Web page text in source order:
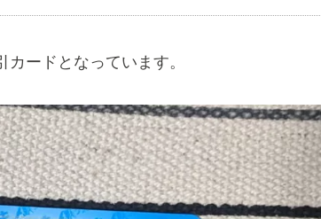
ードとなっています。